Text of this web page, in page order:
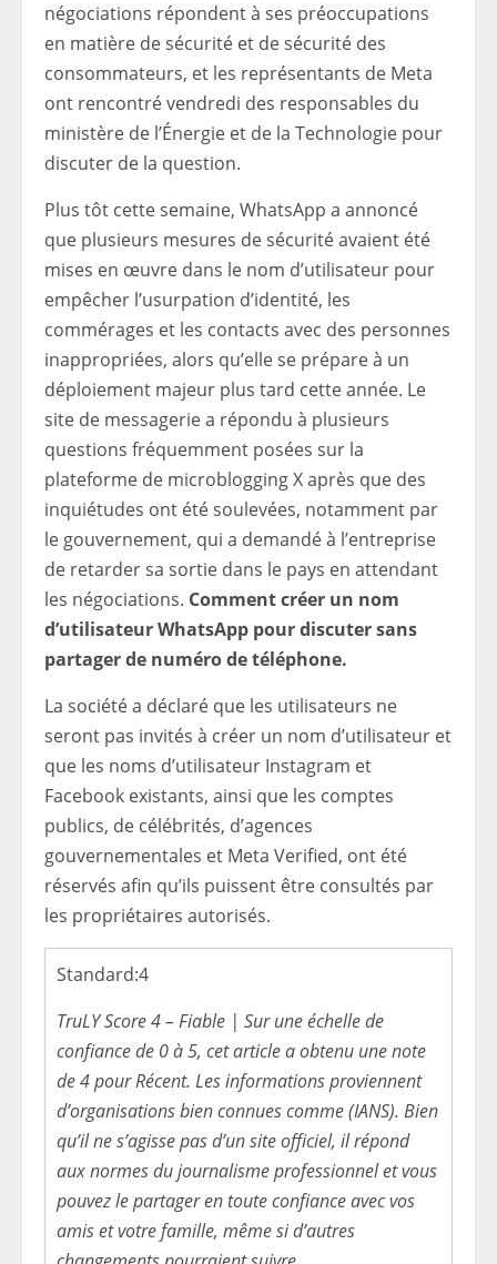
négociations répondent à ses préoccupations
en matière de sécurité et de sécurité des
consommateurs, et les représentants de Meta
ont rencontré vendredi des responsables du
ministère de l’Énergie et de la Technologie pour
discuter de la question.
Plus tôt cette semaine, WhatsApp a annoncé
que plusieurs mesures de sécurité avaient été
mises en œuvre dans le nom d’utilisateur pour
empêcher l’usurpation d’identité, les
commérages et les contacts avec des personnes
inappropriées, alors qu’elle se prépare à un
déploiement majeur plus tard cette année. Le
site de messagerie a répondu à plusieurs
questions fréquemment posées sur la
plateforme de microblogging X après que des
inquiétudes ont été soulevées, notamment par
le gouvernement, qui a demandé à l’entreprise
de retarder sa sortie dans le pays en attendant
les négociations. Comment créer un nom
d’utilisateur WhatsApp pour discuter sans
partager de numéro de téléphone.
La société a déclaré que les utilisateurs ne
seront pas invités à créer un nom d’utilisateur et
que les noms d’utilisateur Instagram et
Facebook existants, ainsi que les comptes
publics, de célébrités, d’agences
gouvernementales et Meta Verified, ont été
réservés afin qu’ils puissent être consultés par
les propriétaires autorisés.
Standard:4
TruLY Score 4 – Fiable | Sur une échelle de
confiance de 0 à 5, cet article a obtenu une note
de 4 pour Récent. Les informations proviennent
d’organisations bien connues comme (IANS). Bien
qu’il ne s’agisse pas d’un site officiel, il répond
aux normes du journalisme professionnel et vous
pouvez le partager en toute confiance avec vos
amis et votre famille, même si d’autres